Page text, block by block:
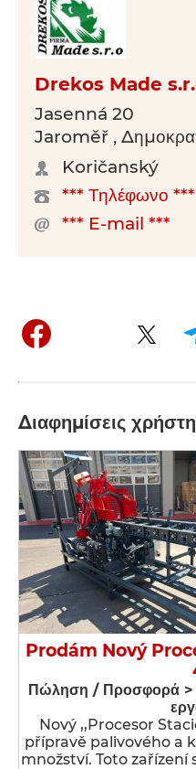
Drekos Made
Jasenná 20
Jaroměř ,
Koričanský
*** Τηλέφωνο ***
*** E-mail ***
Διαφημίσεις
Prodám Nový
Πώληση / Προσφορά >
Nový ,,Procesor
přípravě palivového a
množství. Toto